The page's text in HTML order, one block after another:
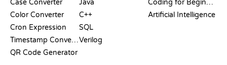
Case Converter
Color Converter
Cron Expression
Timestamp Converter
QR Code Generator
Java
C++
SQL
Verilog
Coding for Beginners
Artificial Intelligence